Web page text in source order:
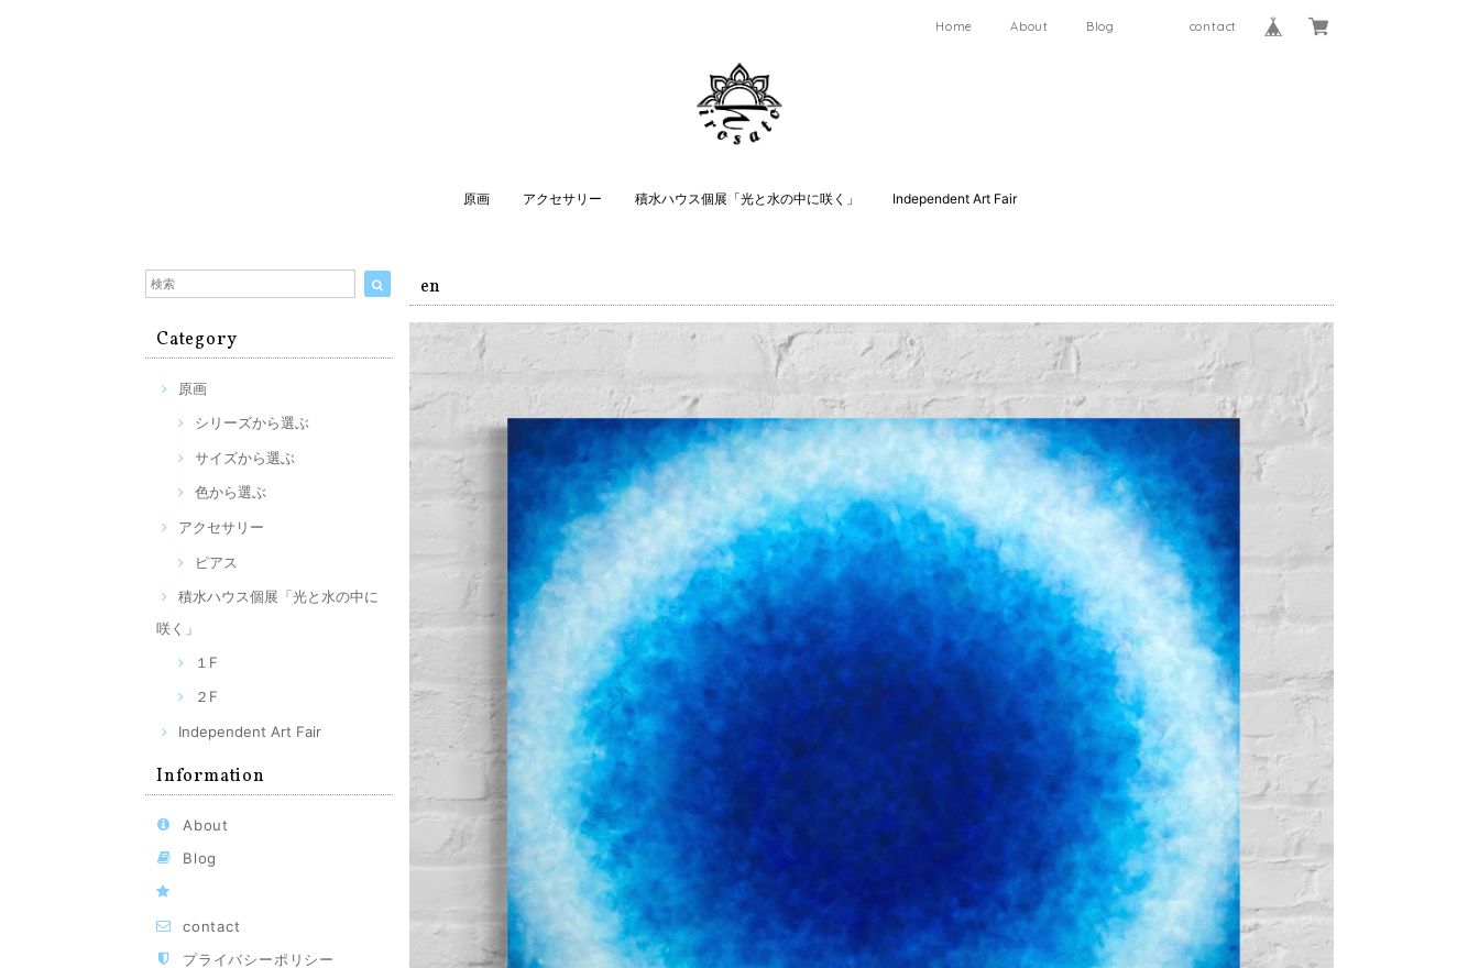
Home About Blog contact
原画 アクセサリー 積水ハウス個展「光と水の中に咲く」 Independent Art Fair
Category
原画
シリーズから選ぶ
サイズから選ぶ
色から選ぶ
アクセサリー
ピアス
積水ハウス個展「光と水の中に
咲く」
１F
２F
Independent Art Fair
Information
About
Blog
contact
プライバシーポリシー
en